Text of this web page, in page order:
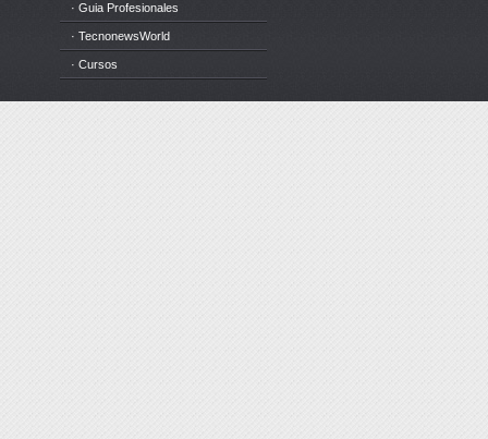
· Guia Profesionales
· TecnonewsWorld
· Cursos